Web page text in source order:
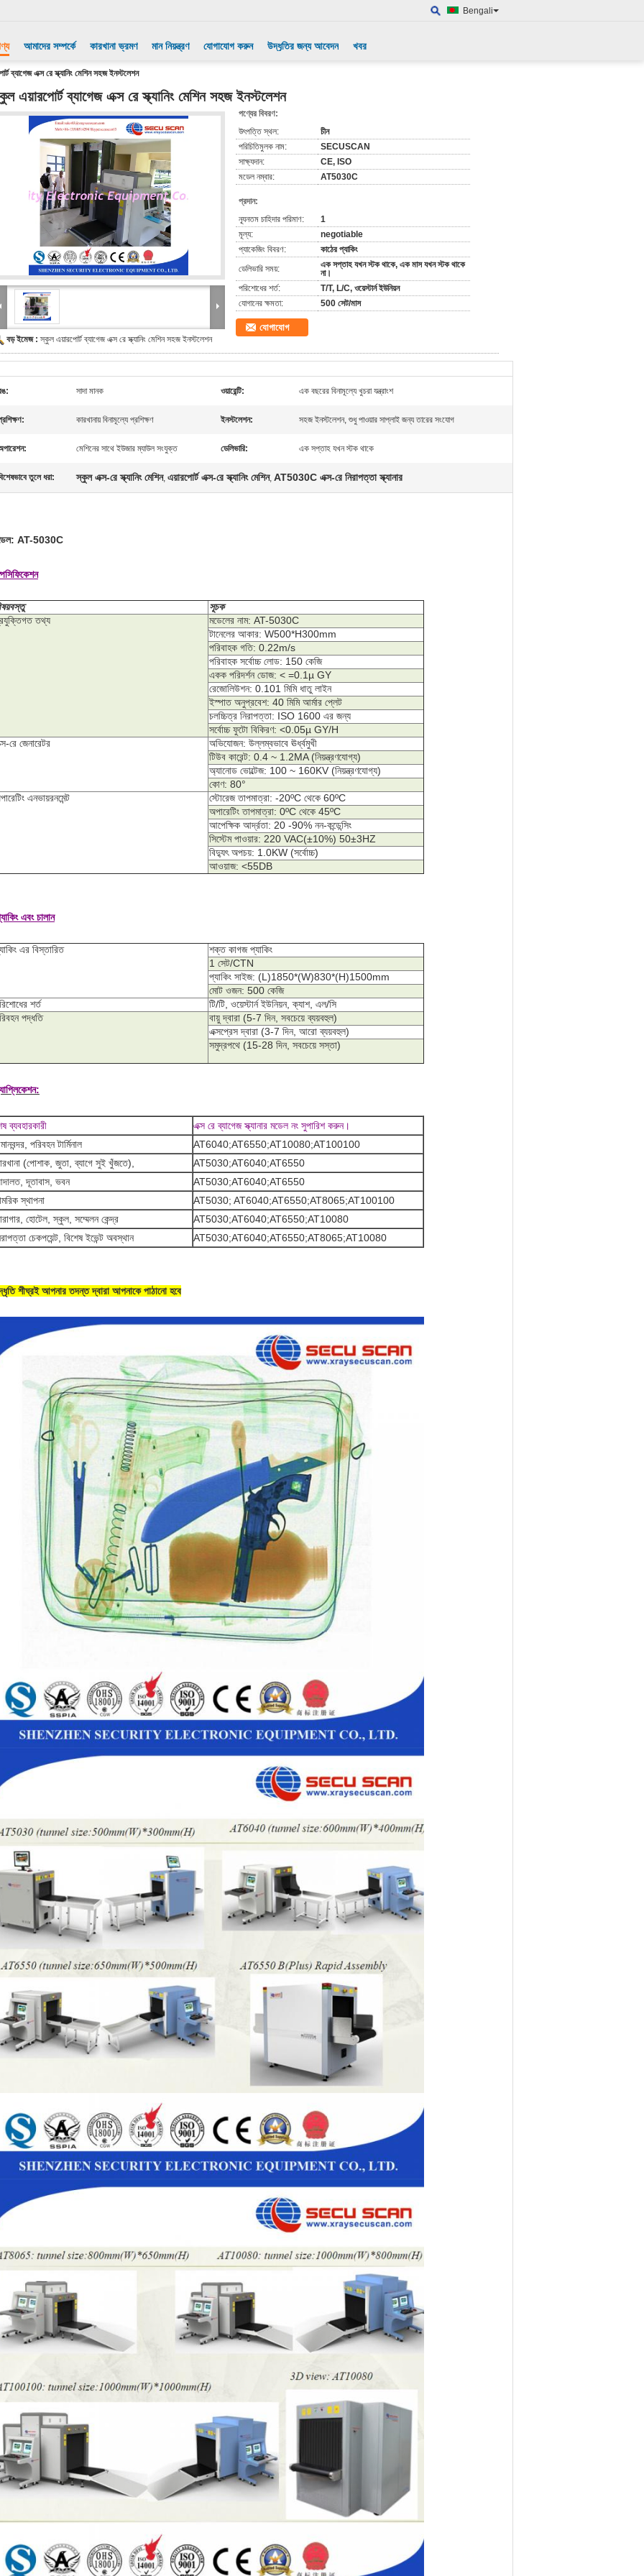
Bengali
আমাদের সম্পর্কে কারখানা ভ্রমণ মান নিয়ন্ত্রণ যোগাযোগ করুন উদ্ধৃতির জন্য আবেদন খবর
ব্যাগেজ এক্স রে স্ক্যানিং মেশিন সহজ ইনস্টলেশন
এয়ারপোর্ট ব্যাগেজ এক্স রে স্ক্যানিং মেশিন সহজ ইনস্টলেশন
বড় ইমেজ :স্কুল এয়ারপোর্ট ব্যাগেজ এক্স রে স্ক্যানিং মেশিন সহজ ইনস্টলেশন
পণ্যের বিবরণ:
উৎপত্তি স্থল:
চীন
পরিচিতিমুলক নাম:
SECUSCAN
সাক্ষ্যদান:
CE, ISO
মডেল নম্বার:
AT5030C
প্রদান:
ন্যূনতম চাহিদার পরিমাণ:
1
মূল্য:
negotiable
প্যাকেজিং বিবরণ:
কাঠের প্যাকিং
ডেলিভারি সময়:
এক সপ্তাহ যখন স্টক থাকে, এক মাস যখন স্টক থাকে
না।
পরিশোধের শর্ত:
T/T, L/C, ওয়েস্টার্ন ইউনিয়ন
যোগানের ক্ষমতা:
500 সেট/মাস
যোগাযোগ
সাদা মানক ওয়ারেন্টি: এক বছরের বিনামূল্যে খুচরা যন্ত্রাংশ
কারখানায় বিনামূল্যে প্রশিক্ষণ ইনস্টলেশন: সহজ ইনস্টলেশন, শুধু পাওয়ার সাপ্লাই জন্য তারের সংযোগ
মেশিনের সাথে ইউজার ম্যাউল সংযুক্ত ডেলিভারি: এক সপ্তাহ যখন স্টক থাকে
তুলে ধরা: স্কুল এক্স-রে স্ক্যানিং মেশিন, এয়ারপোর্ট এক্স-রে স্ক্যানিং মেশিন, AT5030C এক্স-রে নিরাপত্তা স্ক্যানার
AT-5030C
সূচক
তথ্য
মডেলের নাম: AT-5030C
টানেলের আকার: W500*H300mm
পরিবাহক গতি: 0.22m/s
পরিবাহক সর্বোচ্চ লোড: 150 কেজি
একক পরিদর্শন ডোজ: < =0.1µ GY
রেজোলিউশন: 0.101 মিমি ধাতু লাইন
ইস্পাত অনুপ্রবেশ: 40 মিমি আর্মার প্লেট
চলচ্চিত্র নিরাপত্তা: ISO 1600 এর জন্য
সর্বোচ্চ ফুটো বিকিরণ: <0.05µ GY/H
রে জেনারেটর
অভিযোজন: উল্লম্বভাবে ঊর্ধ্বমুখী
টিউব কারেন্ট: 0.4 ~ 1.2MA (নিয়ন্ত্রণযোগ্য)
অ্যানোড ভোল্টেজ: 100 ~ 160KV (নিয়ন্ত্রণযোগ্য)
কোণ: 80°
এনভায়রনমেন্ট
স্টোরেজ তাপমাত্রা: -20ºC থেকে 60ºC
অপারেটিং তাপমাত্রা: 0ºC থেকে 45ºC
আপেক্ষিক আর্দ্রতা: 20 -90% নন-কন্ডেন্সিং
সিস্টেম পাওয়ার: 220 VAC(±10%) 50±3HZ
বিদ্যুৎ অপচয়: 1.0KW (সর্বোচ্চ)
আওয়াজ: <55DB
এবং চালান
এর বিস্তারিত
শক্ত কাগজ প্যাকিং
1 সেট/CTN
প্যাকিং সাইজ: (L)1850*(W)830*(H)1500mm
মোট ওজন: 500 কেজি
শর্ত
টি/টি, ওয়েস্টার্ন ইউনিয়ন, ক্যাশ, এল/সি
পদ্ধতি
বায়ু দ্বারা (5-7 দিন, সবচেয়ে ব্যয়বহুল)
এক্সপ্রেস দ্বারা (3-7 দিন, আরো ব্যয়বহুল)
সমুদ্রপথে (15-28 দিন, সবচেয়ে সস্তা)
ব্যবহারকারী
এক্স রে ব্যাগেজ স্ক্যানার মডেল নং সুপারিশ করুন।
পরিবহন টার্মিনাল
AT6040;AT6550;AT10080;AT100100
(পোশাক, জুতা, ব্যাগে সুই খুঁজতে),
AT5030;AT6040;AT6550
দূতাবাস, ভবন
AT5030;AT6040;AT6550
স্থাপনা
AT5030; AT6040;AT6550;AT8065;AT100100
হোটেল, স্কুল, সম্মেলন কেন্দ্র
AT5030;AT6040;AT6550;AT10080
চেকপয়েন্ট, বিশেষ ইভেন্ট অবস্থান
AT5030;AT6040;AT6550;AT8065;AT10080
শীঘ্রই আপনার তদন্ত দ্বারা আপনাকে পাঠানো হবে